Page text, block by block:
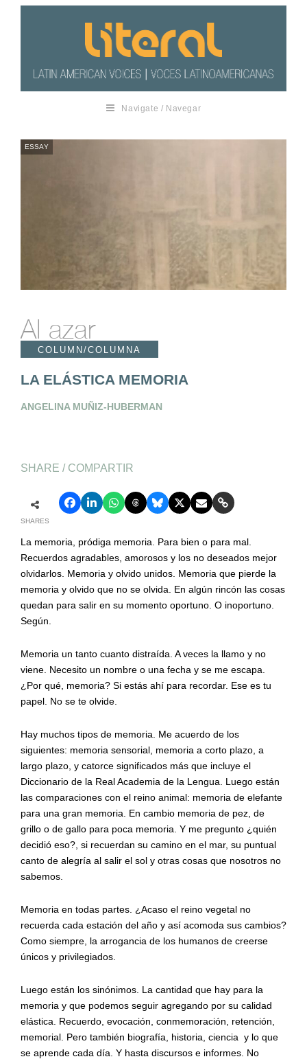
Navigate / Navegar
ESSAY
Al azar
COLUMN/COLUMNA
LA ELÁSTICA MEMORIA
ANGELINA MUÑIZ-HUBERMAN
SHARE / COMPARTIR
SHARES
La memoria, pródiga memoria. Para bien o para mal.
Recuerdos agradables, amorosos y los no deseados mejor
olvidarlos. Memoria y olvido unidos. Memoria que pierde la
memoria y olvido que no se olvida. En algún rincón las cosas
quedan para salir en su momento oportuno. O inoportuno.
Según.
Memoria un tanto cuanto distraída. A veces la llamo y no
viene. Necesito un nombre o una fecha y se me escapa.
¿Por qué, memoria? Si estás ahí para recordar. Ese es tu
papel. No se te olvide.
Hay muchos tipos de memoria. Me acuerdo de los
siguientes: memoria sensorial, memoria a corto plazo, a
largo plazo, y catorce significados más que incluye el
Diccionario de la Real Academia de la Lengua. Luego están
las comparaciones con el reino animal: memoria de elefante
para una gran memoria. En cambio memoria de pez, de
grillo o de gallo para poca memoria. Y me pregunto ¿quién
decidió eso?, si recuerdan su camino en el mar, su puntual
canto de alegría al salir el sol y otras cosas que nosotros no
sabemos.
Memoria en todas partes. ¿Acaso el reino vegetal no
recuerda cada estación del año y así acomoda sus cambios?
Como siempre, la arrogancia de los humanos de creerse
únicos y privilegiados.
Luego están los sinónimos. La cantidad que hay para la
memoria y que podemos seguir agregando por su calidad
elástica. Recuerdo, evocación, conmemoración, retención,
memorial. Pero también biografía, historia, ciencia y lo que
se aprende cada día. Y hasta discursos e informes. No